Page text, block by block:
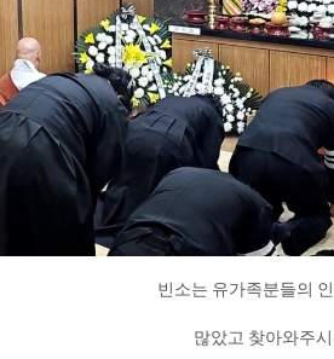
빈소는 유가족분들의
많았고 찾아와주